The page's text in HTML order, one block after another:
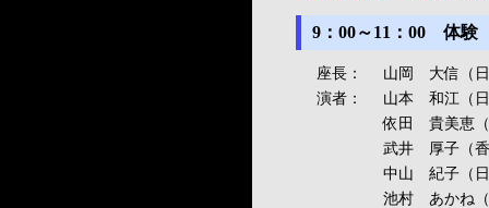
9：00～11：00 体験
座長：
山岡 大信（
演者：
山本 和江（日
依田 貴美恵（
武井 厚子（
中山 紀子（
池村 あかね（